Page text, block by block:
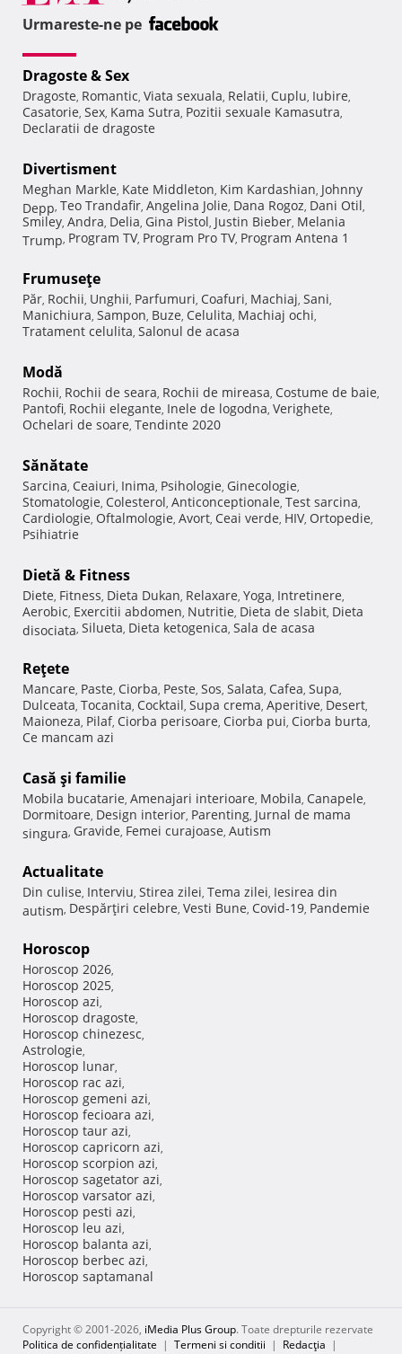
Urmareste-ne pe
Dragoste & Sex
Dragoste, Romantic, Viata sexuala, Relatii, Cuplu, Iubire,
Casatorie, Sex, Kama Sutra, Pozitii sexuale Kamasutra,
Declaratii de dragoste
Divertisment
Meghan Markle, Kate Middleton, Kim Kardashian, Johnny
Depp, Teo Trandafir, Angelina Jolie, Dana Rogoz, Dani Otil,
Smiley, Andra, Delia, Gina Pistol, Justin Bieber, Melania
Trump, Program TV, Program Pro TV, Program Antena 1
Frumuseţe
Păr, Rochii, Unghii, Parfumuri, Coafuri, Machiaj, Sani,
Manichiura, Sampon, Buze, Celulita, Machiaj ochi,
Tratament celulita, Salonul de acasa
Modă
Rochii, Rochii de seara, Rochii de mireasa, Costume de baie,
Pantofi, Rochii elegante, Inele de logodna, Verighete,
Ochelari de soare, Tendinte 2020
Sănătate
Sarcina, Ceaiuri, Inima, Psihologie, Ginecologie,
Stomatologie, Colesterol, Anticonceptionale, Test sarcina,
Cardiologie, Oftalmologie, Avort, Ceai verde, HIV, Ortopedie,
Psihiatrie
Dietă & Fitness
Diete, Fitness, Dieta Dukan, Relaxare, Yoga, Intretinere,
Aerobic, Exercitii abdomen, Nutritie, Dieta de slabit, Dieta
disociata, Silueta, Dieta ketogenica, Sala de acasa
Reţete
Mancare, Paste, Ciorba, Peste, Sos, Salata, Cafea, Supa,
Dulceata, Tocanita, Cocktail, Supa crema, Aperitive, Desert,
Maioneza, Pilaf, Ciorba perisoare, Ciorba pui, Ciorba burta,
Ce mancam azi
Casă şi familie
Mobila bucatarie, Amenajari interioare, Mobila, Canapele,
Dormitoare, Design interior, Parenting, Jurnal de mama
singura, Gravide, Femei curajoase, Autism
Actualitate
Din culise, Interviu, Stirea zilei, Tema zilei, Iesirea din
autism, Despărţiri celebre, Vesti Bune, Covid-19, Pandemie
Horoscop
Horoscop 2026,
Horoscop 2025,
Horoscop azi,
Horoscop dragoste,
Horoscop chinezesc,
Astrologie,
Horoscop lunar,
Horoscop rac azi,
Horoscop gemeni azi,
Horoscop fecioara azi,
Horoscop taur azi,
Horoscop capricorn azi,
Horoscop scorpion azi,
Horoscop sagetator azi,
Horoscop varsator azi,
Horoscop pesti azi,
Horoscop leu azi,
Horoscop balanta azi,
Horoscop berbec azi,
Horoscop saptamanal
Copyright © 2001-2026, iMedia Plus Group. Toate drepturile rezervate
Politica de confidențialitate | Termeni si conditii | Redacţia |